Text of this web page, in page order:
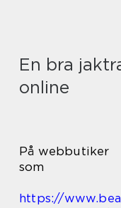
En bra
online
På webbutiker
som
https://